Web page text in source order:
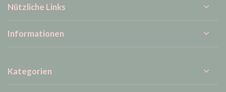
Nützliche Links
Informationen
Kategorien